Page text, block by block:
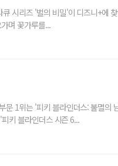
시리즈 '벌의 비밀'이 디즈니+에
며 꽃가루를...
문 1위는 '피키 블라인더스: 불멸
키 블라인더스 시즌 6...